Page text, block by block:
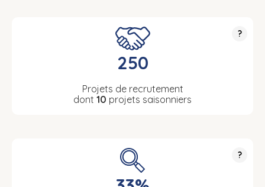
?
250
Projets de recrutement
dont 10 projets saisonniers
?